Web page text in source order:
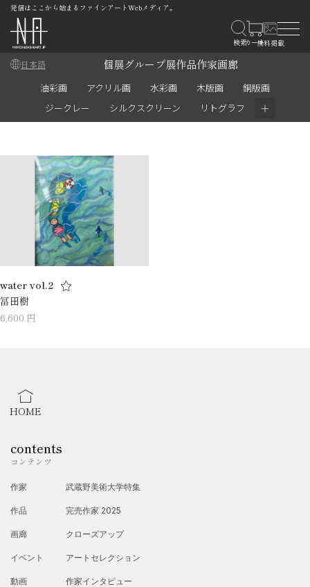
発信はここから始まるファインアートWebメディア。
日本語 個展グループ展作品作家画廊
油彩画 アクリル画 水彩画 木版画
銅版画
ジークレー
シルクスクリーン リトグラフ ＋
water vol.2
冨田樹
6,600 円
HOME
contents
コンテンツ
作家
作品
画廊
イベント
動画
武蔵野美術大学特集
完売作家 2025
クローズアップ
アートセレクション
作家インタビュー